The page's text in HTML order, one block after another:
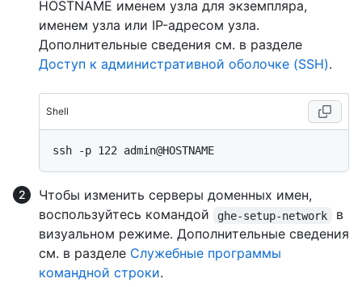
HOSTNAME именем узла для экземпляра,
именем узла или IP-адресом узла.
Дополнительные сведения см. в разделе
Доступ к административной оболочке (SSH).
Shell
Чтобы изменить серверы доменных имен,
воспользуйтесь командой
ghe-setup-network
в
визуальном режиме. Дополнительные сведения
см. в разделе Служебные программы
командной строки.